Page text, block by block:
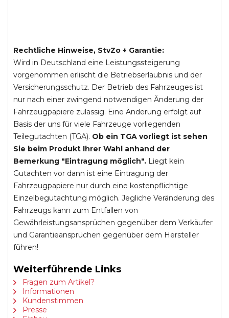
Rechtliche Hinweise, StvZo + Garantie:
Wird in Deutschland eine Leistungssteigerung
vorgenommen erlischt die Betriebserlaubnis und der
Versicherungsschutz. Der Betrieb des Fahrzeuges ist
nur nach einer zwingend notwendigen Änderung der
Fahrzeugpapiere zulässig. Eine Änderung erfolgt auf
Basis der uns für viele Fahrzeuge vorliegenden
Teilegutachten (TGA). Ob ein TGA vorliegt ist sehen
Sie beim Produkt Ihrer Wahl anhand der
Bemerkung "Eintragung möglich". Liegt kein
Gutachten vor dann ist eine Eintragung der
Fahrzeugpapiere nur durch eine kostenpflichtige
Einzelbegutachtung möglich. Jegliche Veränderung des
Fahrzeugs kann zum Entfallen von
Gewährleistungsansprüchen gegenüber dem Verkäufer
und Garantieansprüchen gegenüber dem Hersteller
führen!
Weiterführende Links
Fragen zum Artikel?
Informationen
Kundenstimmen
Presse